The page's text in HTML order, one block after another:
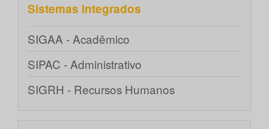
Sistemas integrados
SIGAA - Acadêmico
SIPAC - Administrativo
SIGRH - Recursos Humanos